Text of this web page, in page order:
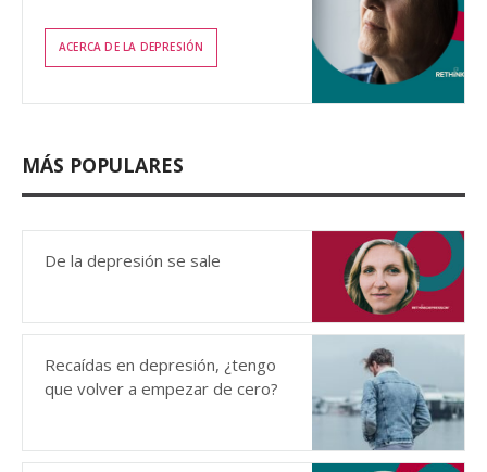
ACERCA DE LA DEPRESIÓN
MÁS POPULARES
De la depresión se sale
Recaídas en depresión, ¿tengo
que volver a empezar de cero?